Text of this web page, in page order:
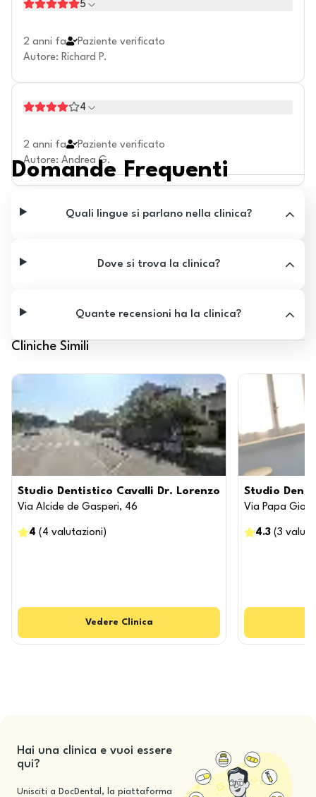
5
2 anni fa
Paziente verificato
Autore: Richard P.
4
2 anni fa
Paziente verificato
Autore: Andrea G.
Domande Frequenti
Quali lingue si parlano nella clinica?
Dove si trova la clinica?
Quante recensioni ha la clinica?
Cliniche Simili
Studio Dentistico Cavalli Dr. Lorenzo
Via Alcide de Gasperi, 46
4 ( 4 valutazioni )
Vedere Clinica
Studio
Via Papa
4.3 (3
Hai una clinica e vuoi essere
qui?
Unisciti a DocDental, la piattaforma